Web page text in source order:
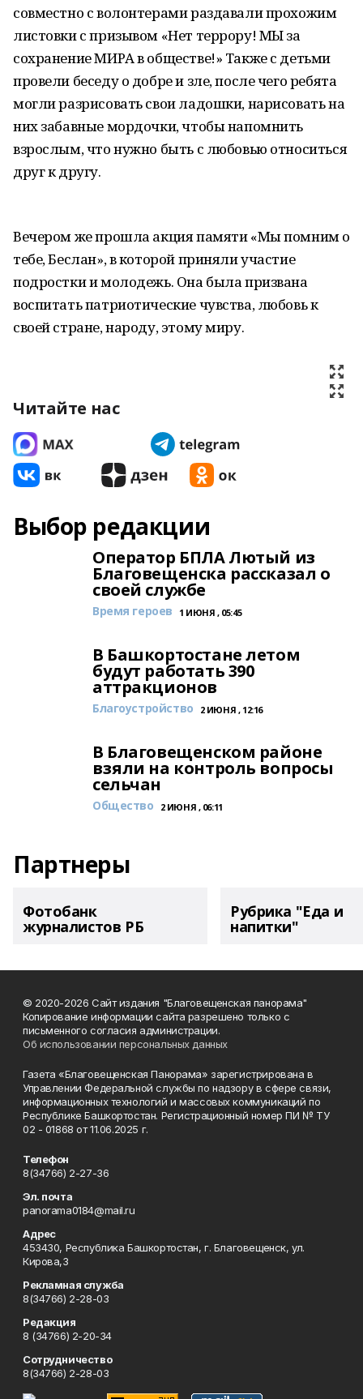
совместно с волонтерами раздавали прохожим
листовки с призывом «Нет террору! МЫ за
сохранение МИРА в обществе!» Также с детьми
провели беседу о добре и зле, после чего ребята
могли разрисовать свои ладошки, нарисовать на
них забавные мордочки, чтобы напомнить
взрослым, что нужно быть с любовью относиться
друг к другу.
Вечером же прошла акция памяти «Мы помним о
тебе, Беслан», в которой приняли участие
подростки и молодежь. Она была призвана
воспитать патриотические чувства, любовь к
своей стране, народу, этому миру.
Читайте нас
Выбор редакции
Оператор БПЛА Лютый из
Благовещенска рассказал о
своей службе
Время героев 1 ИЮНЯ , 05:45
В Башкортостане летом
будут работать 390
аттракционов
Благоустройство 2 ИЮНЯ , 12:16
В Благовещенском районе
взяли на контроль вопросы
сельчан
Общество 2 ИЮНЯ , 06:11
Партнеры
Фотобанк
журналистов РБ
Рубрика "Еда и
напитки"
© 2020-2026 Сайт издания "Благовещенская панорама"
Копирование информации сайта разрешено только с
письменного согласия администрации.
Об использовании персональных данных
Газета «Благовещенская Панорама» зарегистрирована в
Управлении Федеральной службы по надзору в сфере связи,
информационных технологий и массовых коммуникаций по
Республике Башкортостан. Регистрационный номер ПИ № ТУ
02 - 01868 от 11.06.2025 г.
Телефон
8(34766) 2-27-36
Эл. почта
panorama0184@mail.ru
Адрес
453430, Республика Башкортостан, г. Благовещенск, ул.
Кирова,3
Рекламная служба
8(34766) 2-28-03
Редакция
8 (34766) 2-20-34
Сотрудничество
8(34766) 2-28-03